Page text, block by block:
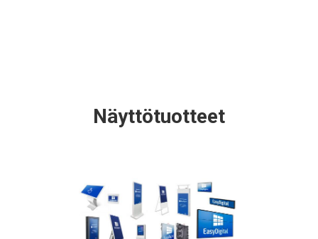
Näyttötuotteet